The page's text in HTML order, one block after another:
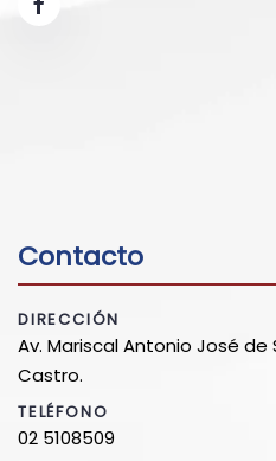
Contacto
DIRECCIÓN
Av. Mariscal Antonio José de
Castro.
TELÉFONO
02 5108509